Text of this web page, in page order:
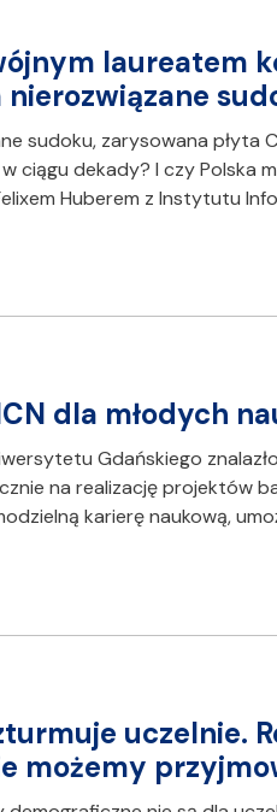
laureatem
sudoku, zarysowana
ciągu dekady? I czy Polska
Huberem z Instytutu
dla młodych
Gdańskiego
na realizację projektów
karierę naukową,
uczelnie.
możemy